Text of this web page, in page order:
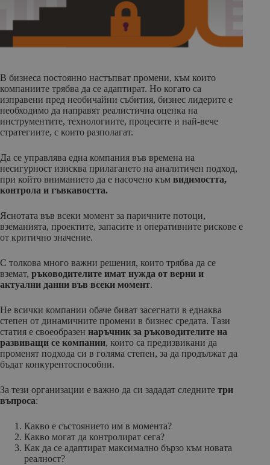
В бизнеса постоянно настъпват промени, към които
компаниите трябва да се адаптират. Но когато са
изправени пред необичайни събития, бизнес лидерите е
необходимо да направят реалистична оценка на
инструментите, технологиите, процесите и най-вече
стратегиите, с които разполагат.
Да се управлява една компания във времена на
несигурност изисква прилагането на аналитичен подход,
при който вниманието да е насочено към видимостта,
контрола и гъвкавостта.
Яснотата във всеки момент за паричните потоци,
вземанията, проектите, запасите и оперативните рискове е
от критично значение.
С толкова много важни решения, които трябва да се
вземат, ръководителите имат нужда от верни и
актуални данни във всеки момент.
Не всички компании обаче биват засегнати в еднаква
степен от динамичните промени в бизнес средата. Тази
статия е своеобразен наръчник за ръководителите на
развиващи се компании, които са предизвикани да
променят подхода си в голяма степен, за да продължат да
бъдат конкурентоспособни.
За тези организации е важно да си зададат следните три
въпроса:
Какво е състоянието им в момента?
Какво могат да контролират сега?
Как да се адаптират максимално бързо към новата
реалност?